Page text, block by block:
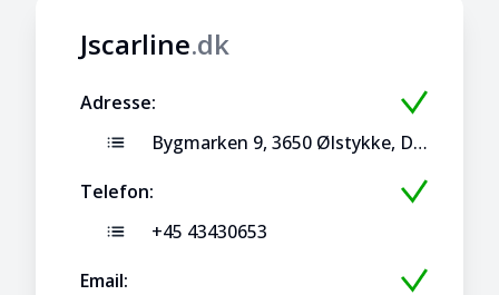
Jscarline.dk
Adresse:
Bygmarken 9, 3650 Ølstykke, Danmark
Telefon:
+45 43430653
Email: